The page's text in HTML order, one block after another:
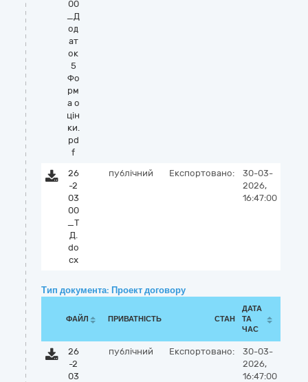
00
_Д
од
ат
ок
5
Фо
рм
а о
цін
ки.
pd
f
26
-2
03
00
_Т
Д.
do
cx
публічний Експортовано:
30-03-
2026,
16:47:00
Тип документа: Проект договору
ФАЙЛ ПРИВАТНІСТЬ СТАН
ДАТА
ТА
ЧАС
26
-2
03
публічний Експортовано:
30-03-
2026,
16:47:00